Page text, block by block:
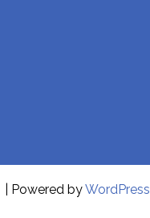
| Powered byWordPress